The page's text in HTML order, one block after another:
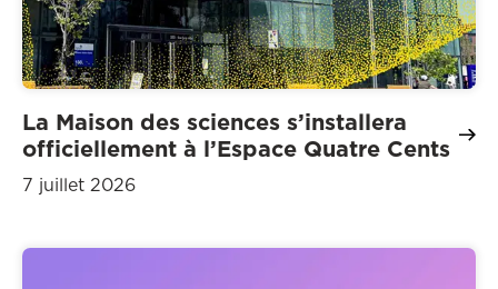
La Maison des sciences s’installera
officiellement à l’Espace Quatre Cents
7 juillet 2026